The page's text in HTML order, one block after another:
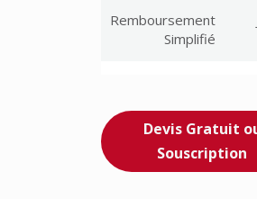
Remboursement
Simplifié
Devis Gratuit
Souscription